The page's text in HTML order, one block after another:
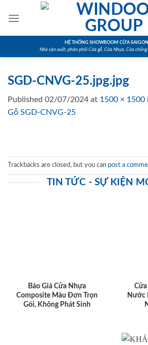
HỆ THỐNG SHOWROOM CỬA
Nhà sản xuất, phân phối Cửa gỗ, Cửa Nhựa, Cửa
SGD-CNVG-25.jpg.jpg
Published 02/07/2024 at 1500 × 1500
Gỗ SGD-CNVG-25
Trackbacks are closed, but you can post a
TIN TỨC - SỰ KIỆN
Báo Giá Cửa Nhựa
Composite Màu Đơn Trọn
Gói, Không Phát Sinh
Nước